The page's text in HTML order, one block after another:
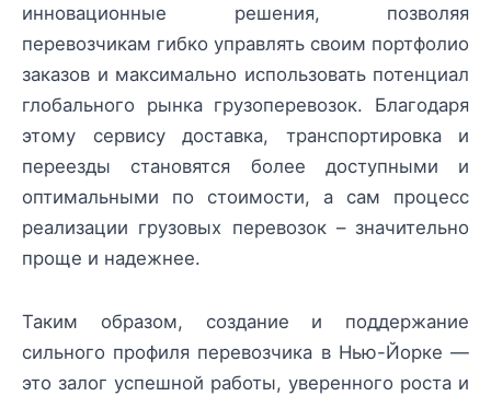
инновационные решения, позволяя
перевозчикам гибко управлять своим портфолио
заказов и максимально использовать потенциал
глобального рынка грузоперевозок. Благодаря
этому сервису доставка, транспортировка и
переезды становятся более доступными и
оптимальными по стоимости, а сам процесс
реализации грузовых перевозок – значительно
проще и надежнее.
Таким образом, создание и поддержание
сильного профиля перевозчика в Нью-Йорке —
это залог успешной работы, уверенного роста и